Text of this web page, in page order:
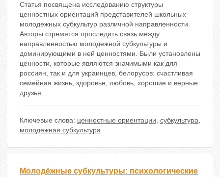
Статья посвящена исследованию структуры
ценностных ориентаций представителей школьных
молодежных субкультур различной направленности.
Авторы стремятся проследить связь между
направленностью молодежной субкультуры и
доминирующими в ней ценностями. Были установлены
ценности, которые являются значимыми как для
россиян, так и для украинцев, белорусов: счастливая
семейная жизнь, здоровье, любовь, хорошие и верные
друзья.
Ключевые слова: ценностные ориентации, субкультура,
молодежная субкультура
Молодёжные субкультуры: психологические